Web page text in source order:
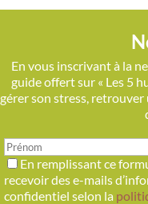
En vous inscrivant à la
guide offert sur « Les 5
gérer son stress,
En remplissant ce
recevoir des e-mails
confidentiel selon la